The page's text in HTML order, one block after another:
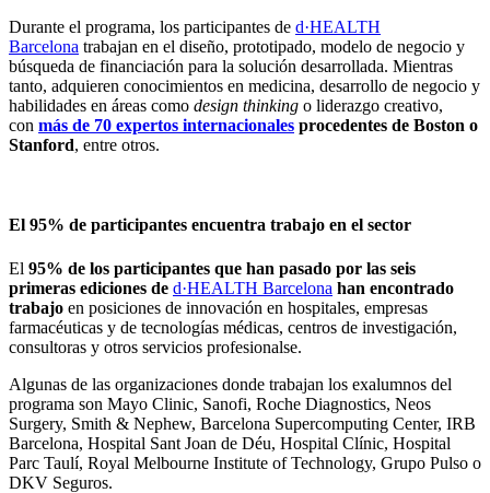
Durante el programa, los participantes de d·HEALTH
Barcelona trabajan en el diseño, prototipado, modelo de negocio y
búsqueda de financiación para la solución desarrollada. Mientras
tanto, adquieren conocimientos en medicina, desarrollo de negocio y
habilidades en áreas como design thinking o liderazgo creativo,
con más de 70 expertos internacionales procedentes de Boston o
Stanford, entre otros.
El 95% de participantes encuentra trabajo en el sector
El 95% de los participantes que han pasado por las seis
primeras ediciones de d·HEALTH Barcelona han encontrado
trabajo en posiciones de innovación en hospitales, empresas
farmacéuticas y de tecnologías médicas, centros de investigación,
consultoras y otros servicios profesionalse.
Algunas de las organizaciones donde trabajan los exalumnos del
programa son Mayo Clinic, Sanofi, Roche Diagnostics, Neos
Surgery, Smith & Nephew, Barcelona Supercomputing Center, IRB
Barcelona, Hospital Sant Joan de Déu, Hospital Clínic, Hospital
Parc Taulí, Royal Melbourne Institute of Technology, Grupo Pulso o
DKV Seguros.